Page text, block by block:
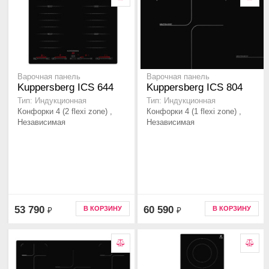
Варочная панель
Kuppersberg ICS 644
Тип: Индукционная
Конфорки 4 (2 flexi zone) ,
Независимая
53 790 ₽ В КОРЗИНУ
Варочная панель
Kuppersberg ICS 804
Тип: Индукционная
Конфорки 4 (1 flexi zone) ,
Независимая
60 590 ₽ В КОРЗИНУ